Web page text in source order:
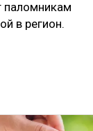
паломникам
в регион.